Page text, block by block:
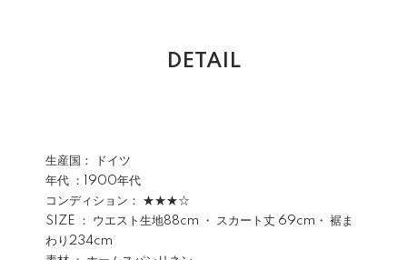
DETAIL
生産国： ドイツ
年代 ：1900年代
コンディション： ★★★☆
SIZE ： ウエスト生地88cm ・ スカート丈 69cm・ 裾ま
わり234cm